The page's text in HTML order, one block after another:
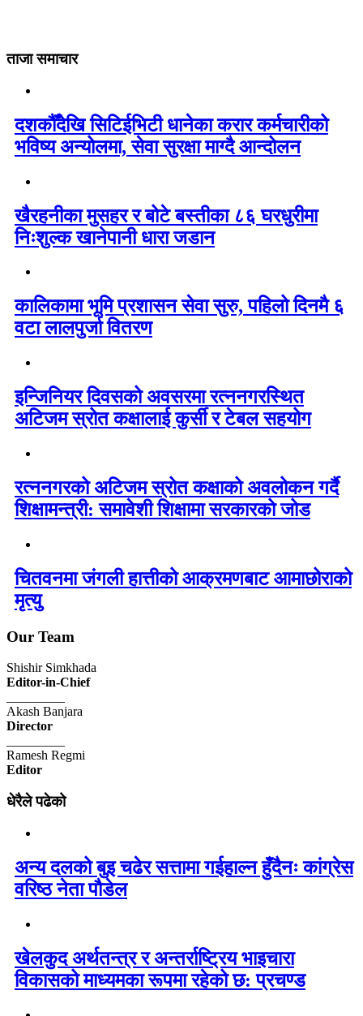
ताजा समाचार
दशकौँदेखि सिटिईभिटी धानेका करार कर्मचारीको
भविष्य अन्योलमा, सेवा सुरक्षा माग्दै आन्दोलन
खैरहनीका मुसहर र बोटे बस्तीका ८६ घरधुरीमा
निःशुल्क खानेपानी धारा जडान
कालिकामा भूमि प्रशासन सेवा सुरु, पहिलो दिनमै ६
वटा लालपुर्जा वितरण
इन्जिनियर दिवसको अवसरमा रत्ननगरस्थित
अटिजम स्रोत कक्षालाई कुर्सी र टेबल सहयोग
रत्ननगरको अटिजम स्रोत कक्षाको अवलोकन गर्दै
शिक्षामन्त्री: समावेशी शिक्षामा सरकारको जोड
चितवनमा जंगली हात्तीको आक्रमणबाट आमाछोराको
मृत्यु
Our Team
Shishir Simkhada
Editor-in-Chief
Akash Banjara
Director
Ramesh Regmi
Editor
धेरैले पढेको
अन्य दलको बुइ चढेर सत्तामा गईहाल्न हुँदैनः कांग्रेस
वरिष्ठ नेता पौडेल
खेलकुद अर्थतन्त्र र अन्तर्राष्ट्रिय भाइचारा
विकासको माध्यमका रूपमा रहेको छ: प्रचण्ड